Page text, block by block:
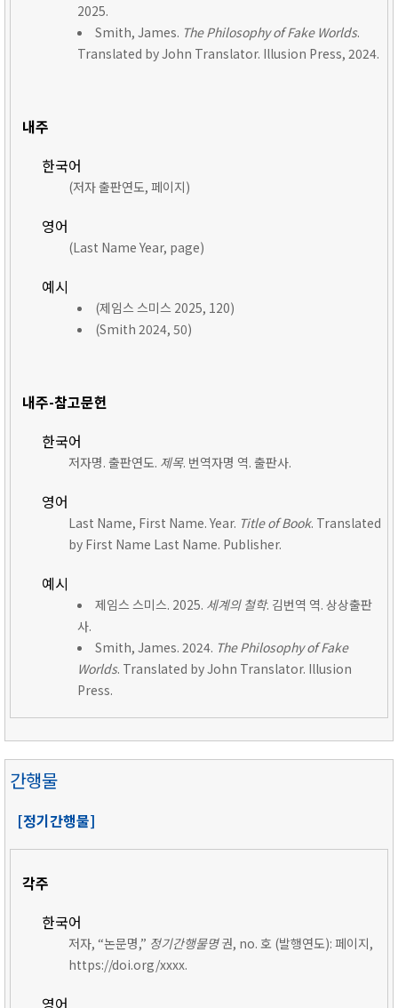
2025.
Smith, James. The Philosophy of Fake Worlds.
Translated by John Translator. Illusion Press, 2024.
내주
한국어
(저자 출판연도, 페이지)
영어
(Last Name Year, page)
예시
(제임스 스미스 2025, 120)
(Smith 2024, 50)
내주-참고문헌
한국어
저자명. 출판연도. 제목. 번역자명 역. 출판사.
영어
Last Name, First Name. Year. Title of Book. Translated
by First Name Last Name. Publisher.
예시
제임스 스미스. 2025. 세계의 철학. 김번역 역. 상상출판
사.
Smith, James. 2024. The Philosophy of Fake
Worlds. Translated by John Translator. Illusion
Press.
간행물
[정기간행물]
각주
한국어
저자, “논문명,” 정기간행물명권, no. 호 (발행연도): 페이지,
https://doi.org/xxxx.